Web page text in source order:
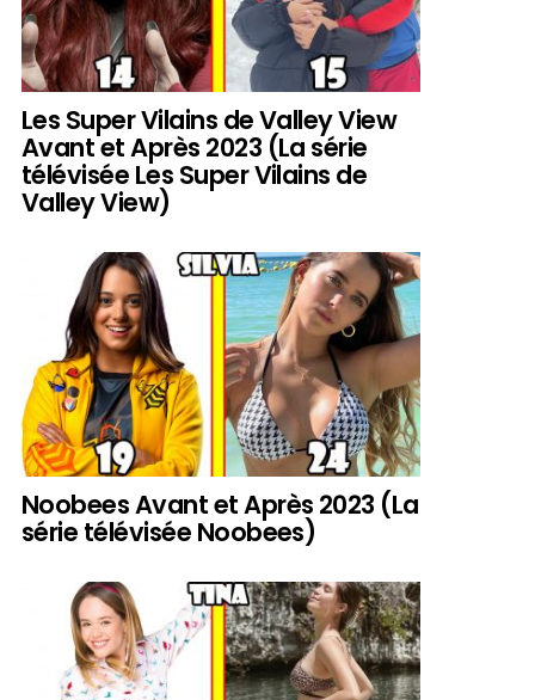
Les Super Vilains de Valley View
Avant et Après 2023 (La série
télévisée Les Super Vilains de
Valley View)
Noobees Avant et Après 2023 (La
série télévisée Noobees)